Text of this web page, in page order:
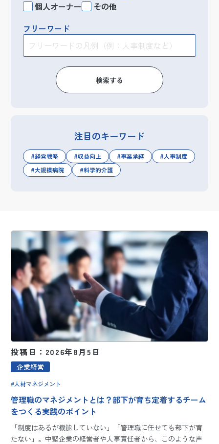
個人オーナー
その他
フリーワード
検索する
注目のキーワード
経営戦略 収益向上 事業承継
人事制度
大規模病院
科学的介護
投稿日：2026年8月5日
企業経営
人材マネジメント
管理職のマネジメントとは？部下が育ち定着するチーム
をつくる実践のポイント
「制度はあるが機能していない」「管理職に任せても部下が育
たない」。中堅企業の経営者や人事責任者から、このような声